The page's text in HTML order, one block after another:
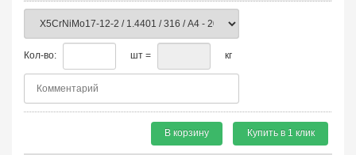
Кол-во: шт = кг
В корзину Купить в 1 клик